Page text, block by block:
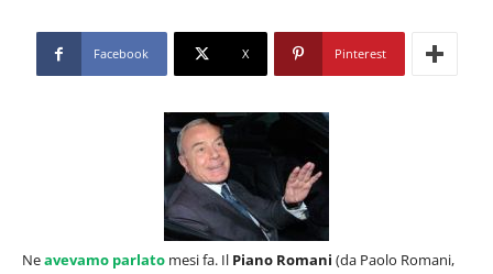
Facebook X Pinterest
Neavevamo parlato mesi fa. Il Piano Romani (da Paolo Romani,